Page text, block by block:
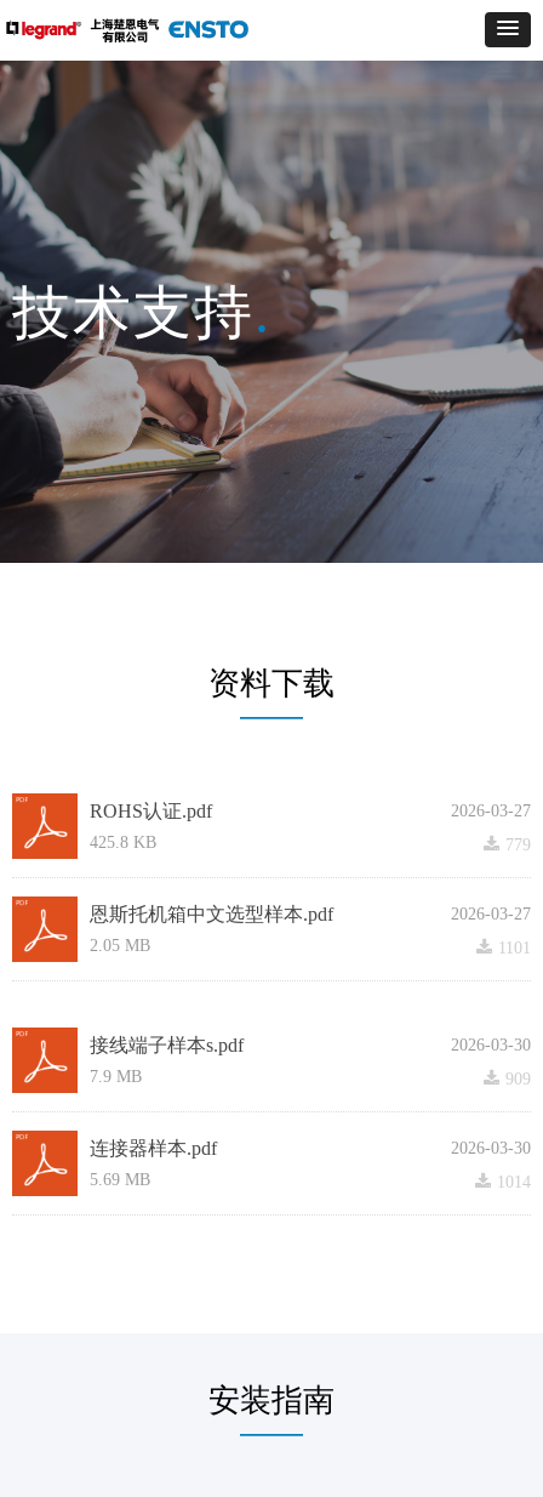
技术支持.
2026-03-27
ROHS认证.pdf
끂 779
425.8 KB
2026-03-27
恩斯托机箱中文选型样本.pdf
끂 1101
2.05 MB
2026-03-30
接线端子样本s.pdf
끂 909
7.9 MB
2026-03-30
连接器样本.pdf
끂 1014
5.69 MB
资料下载
——
安装指南
——